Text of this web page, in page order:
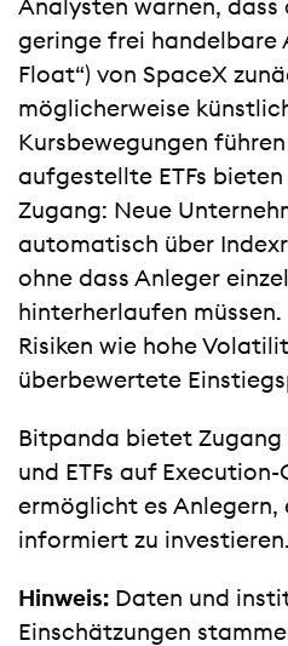
Analysten warnen,
geringe frei handelbare
Float“) von SpaceX
möglicherweise
Kursbewegungen
aufgestellte ETFs
Zugang: Neue
automatisch über
ohne dass Anleger
hinterherlaufen
Risiken wie hohe
überbewertete
Bitpanda bietet Zugang
und ETFs auf Execution-
ermöglicht es Anlegern,
informiert zu investieren.
Hinweis: Daten und
Einschätzungen